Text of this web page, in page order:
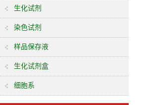
生化试剂
染色试剂
样品保存液
生化试剂盒
细胞系